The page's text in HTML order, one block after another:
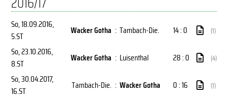
So, 18.09.2016,
5.ST
Wacker Gotha : Tambach-Die. 14 : 0 (1)
So, 23.10.2016,
8.ST
Wacker Gotha : Luisenthal 28 : 0 (4)
So, 30.04.2017,
16.ST
Tambach-Die. : Wacker Gotha 0 : 16 (1)